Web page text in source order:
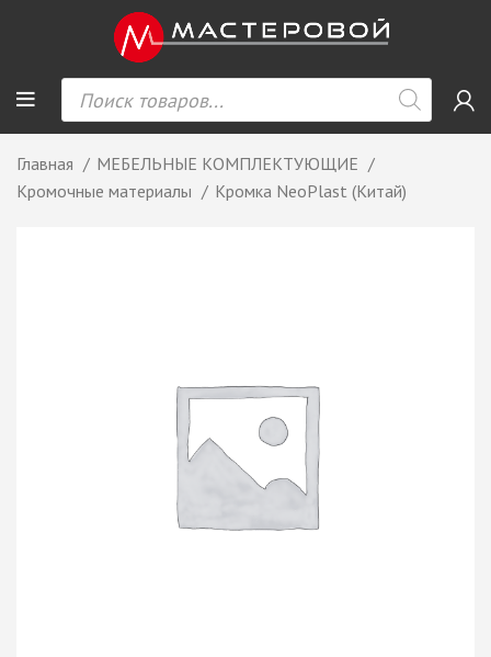
Главная
МЕБЕЛЬНЫЕ КОМПЛЕКТУЮЩИЕ
Кромочные материалы
Кромка NeoPlast (Китай)